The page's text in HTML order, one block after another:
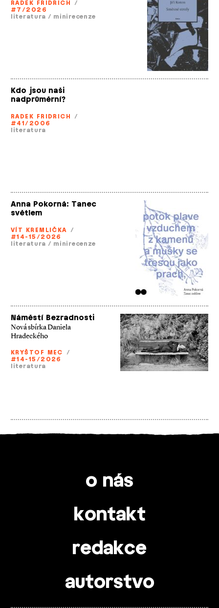
RADEK FRIDRICH /
#7/2026
literatura / minirecenze
Kdo jsou naši
nadprůměrní?
RADEK FRIDRICH /
#41/2006
literatura
Anna Pokorná: Tanec
světlem
VÍT KREMLIČKA /
#14-15/2026
literatura / minirecenze
Náměstí Bezradnosti
Nová sbírka Daniela
Hradeckého
KRYŠTOF MEC /
#14-15/2026
literatura
o nás
kontakt
redakce
autorstvo